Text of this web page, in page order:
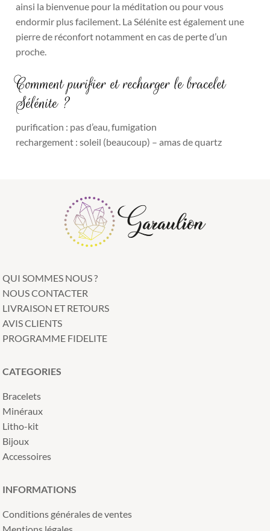
ainsi la bienvenue pour la méditation ou pour vous
endormir plus facilement. La Sélénite est également une
pierre de réconfort notamment en cas de perte d’un
proche.
Comment purifier et recharger le bracelet
Sélénite ?
purification : pas d’eau, fumigation
rechargement : soleil (beaucoup) – amas de quartz
QUI SOMMES NOUS ?
NOUS CONTACTER
LIVRAISON ET RETOURS
AVIS CLIENTS
PROGRAMME FIDELITE
CATEGORIES
Bracelets
Minéraux
Litho-kit
Bijoux
Accessoires
INFORMATIONS
Conditions générales de ventes